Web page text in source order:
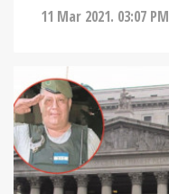
11 Mar 2021. 03:07 PM